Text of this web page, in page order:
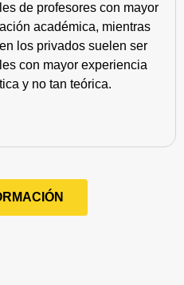
de profesores con mayor
académica, mientras
los privados suelen ser
con mayor experiencia
y no tan teórica.